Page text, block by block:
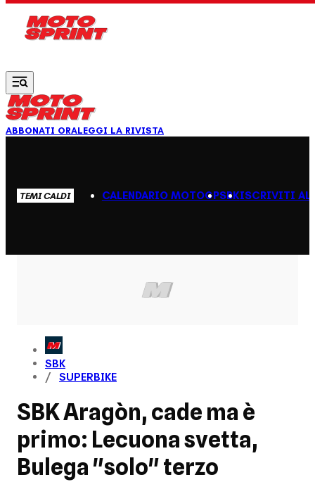
ABBONATI ORALEGGI LA RIVISTA
TEMI CALDI CALENDARIO MOTOGPSBKISCRIVITI AL
SBK
SUPERBIKE
SBK Aragòn, cade ma è
primo: Lecuona svetta,
Bulega "solo" terzo